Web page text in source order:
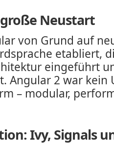
Neustart
von Grund auf
etabliert,
eingeführt
Angular 2 war kein
– modular,
Ivy, Signals